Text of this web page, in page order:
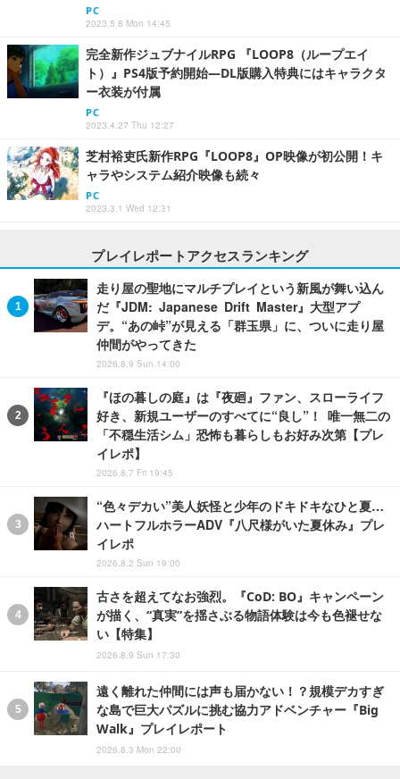
PC
2023.5.8 Mon 14:45
完全新作ジュブナイルRPG 『LOOP8（ループエイ
ト）』PS4版予約開始―DL版購入特典にはキャラクタ
ー衣装が付属
PC
2023.4.27 Thu 12:27
芝村裕吏氏新作RPG『LOOP8』OP映像が初公開！キ
ャラやシステム紹介映像も続々
PC
2023.3.1 Wed 12:31
プレイレポートアクセスランキング
走り屋の聖地にマルチプレイという新風が舞い込ん
だ『JDM: Japanese Drift Master』大型アプ
デ。“あの峠”が見える「群玉県」に、ついに走り屋
仲間がやってきた
2026.8.9 Sun 14:00
『ほの暮しの庭』は『夜廻』ファン、スローライフ
好き、新規ユーザーのすべてに“良し”！ 唯一無二の
「不穏生活シム」恐怖も暮らしもお好み次第【プレ
イレポ】
2026.8.7 Fri 19:45
“色々デカい”美人妖怪と少年のドキドキなひと夏…
ハートフルホラーADV『八尺様がいた夏休み』プレ
イレポ
2026.8.2 Sun 19:00
古さを超えてなお強烈。『CoD: BO』キャンペーン
が描く、“真実”を揺さぶる物語体験は今も色褪せな
い【特集】
2026.8.9 Sun 17:30
遠く離れた仲間には声も届かない！？規模デカすぎ
な島で巨大パズルに挑む協力アドベンチャー『Big
Walk』プレイレポート
2026.8.3 Mon 22:00